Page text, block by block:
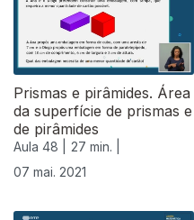
Prismas e pirâmides. Área
da superfície de prismas e
de pirâmides
Aula 48 |
27 min. |
07 mai. 2021